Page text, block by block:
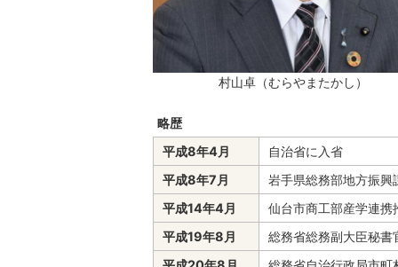
村山卓（むらやまたかし）
略歴
平成8年4月
自治省に入省
平成8年7月
岩手県総務部地方振興
平成14年4月
仙台市商工部産学連
平成19年8月
総務省総務副大臣秘書